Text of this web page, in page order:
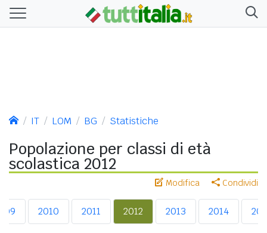
IT LOM BG Statistiche
Popolazione per classi di età
scolastica 2012
Modifica Condividi
2010 2011 2012 2013 2014